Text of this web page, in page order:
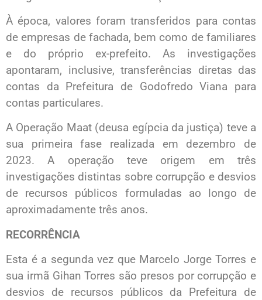
À época, valores foram transferidos para contas
de empresas de fachada, bem como de familiares
e do próprio ex-prefeito. As investigações
apontaram, inclusive, transferências diretas das
contas da Prefeitura de Godofredo Viana para
contas particulares.
A Operação Maat (deusa egípcia da justiça) teve a
sua primeira fase realizada em dezembro de
2023. A operação teve origem em três
investigações distintas sobre corrupção e desvios
de recursos públicos formuladas ao longo de
aproximadamente três anos.
RECORRÊNCIA
Esta é a segunda vez que Marcelo Jorge Torres e
sua irmã Gihan Torres são presos por corrupção e
desvios de recursos públicos da Prefeitura de